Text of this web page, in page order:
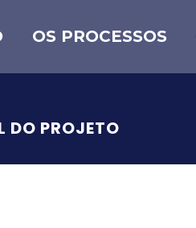
OS PROCESSOS
DO PROJETO